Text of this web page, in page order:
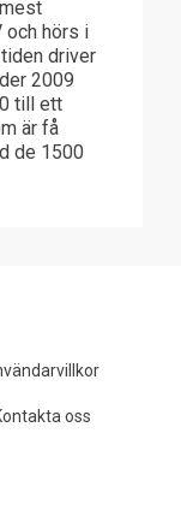
och hörs i
driver
2009
till ett
är få
de 1500
oss